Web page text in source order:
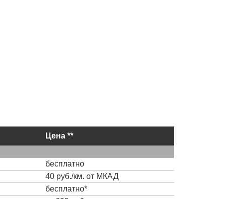
Цена **
бесплатно
40 руб./км. от МКАД
бесплатно*